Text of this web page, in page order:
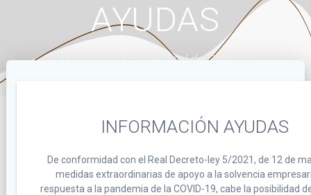
AYUDAS
Asociación Empresarial de Catering
INFORMACIÓN AYUDAS
De conformidad con el Real Decreto-ley 5/2021, de 12 de
medidas extraordinarias de apoyo a la solvencia
respuesta a la pandemia de la COVID-19, cabe la posibilidad